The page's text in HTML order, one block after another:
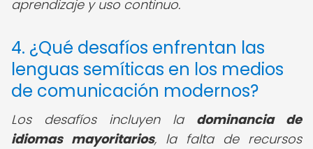
aprendizaje y uso continuo.
4. ¿Qué desafíos enfrentan las
lenguas semíticas en los medios
de comunicación modernos?
Los desafíos incluyen la dominancia de
idiomas mayoritarios, la falta de recursos